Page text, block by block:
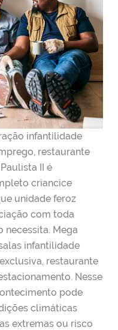
infantilidade
restaurante
II é
criancice
unidade feroz
com toda
necessita. Mega
infantilidade
restaurante
Nesse
pode
climáticas
extremas ou risco